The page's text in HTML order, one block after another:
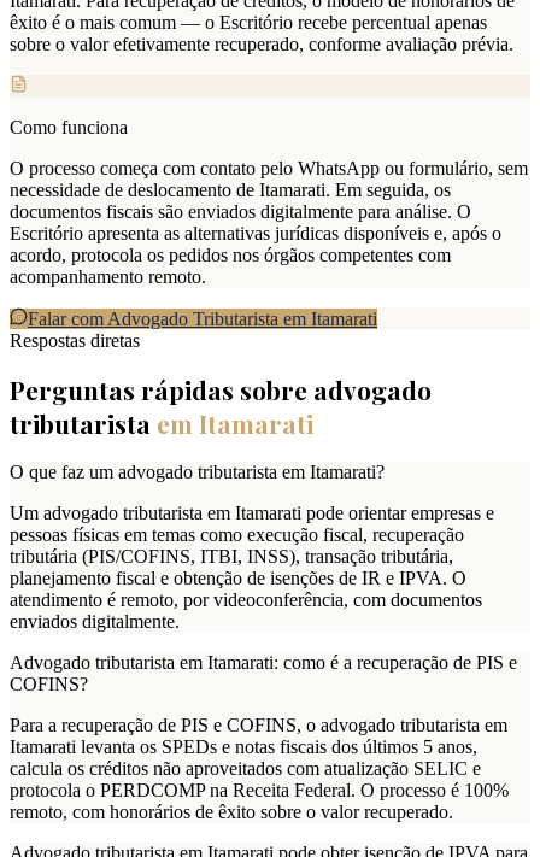
êxito é o mais comum — o Escritório recebe percentual apenas
sobre o valor efetivamente recuperado, conforme avaliação prévia.
Como funciona
O processo começa com contato pelo WhatsApp ou formulário, sem
necessidade de deslocamento de Itamarati. Em seguida, os
documentos fiscais são enviados digitalmente para análise. O
Escritório apresenta as alternativas jurídicas disponíveis e, após o
acordo, protocola os pedidos nos órgãos competentes com
acompanhamento remoto.
Falar com Advogado Tributarista em Itamarati
Respostas diretas
Perguntas rápidas sobre advogado
tributarista em Itamarati
O que faz um advogado tributarista em Itamarati?
Um advogado tributarista em Itamarati pode orientar empresas e
pessoas físicas em temas como execução fiscal, recuperação
tributária (PIS/COFINS, ITBI, INSS), transação tributária,
planejamento fiscal e obtenção de isenções de IR e IPVA. O
atendimento é remoto, por videoconferência, com documentos
enviados digitalmente.
Advogado tributarista em Itamarati: como é a recuperação de PIS e
COFINS?
Para a recuperação de PIS e COFINS, o advogado tributarista em
Itamarati levanta os SPEDs e notas fiscais dos últimos 5 anos,
calcula os créditos não aproveitados com atualização SELIC e
protocola o PERDCOMP na Receita Federal. O processo é 100%
remoto, com honorários de êxito sobre o valor recuperado.
Advogado tributarista em Itamarati pode obter isenção de IPVA para